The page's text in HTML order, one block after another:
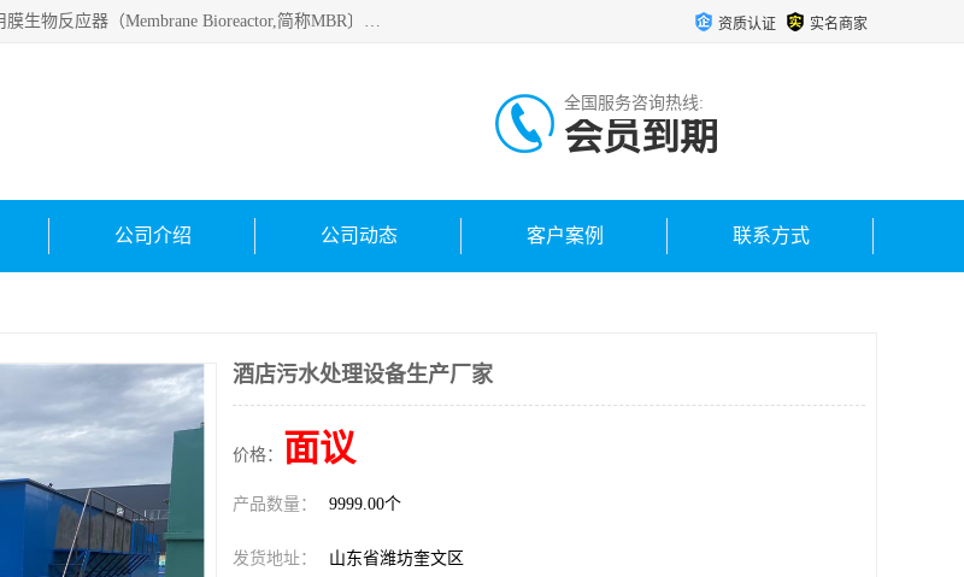
MBR污水处理设备广泛应用于各种需要直接排放河流里的污水处理，设备采用膜生物反应器（Membrane Bioreactor,简称MBR〕技术，取代了传统工艺中的二沉池，它可以*地进行固液分离，得到直接使用的稳定中水，又可在生物池内维持高浓度的微生物量，工艺剩余污泥少，极有效地去除氨氮，出水悬浮物和浊度接近于零，出水中细菌和病毒被大幅度去除，能耗低，占地面积小。 资质认证 实名商家
全国服务咨询热线:
会员到期
公司介绍 公司动态 客户案例 联系方式
酒店污水处理设备生产厂家
价格： 面议
产品数量： 9999.00个
发货地址： 山东省潍坊奎文区